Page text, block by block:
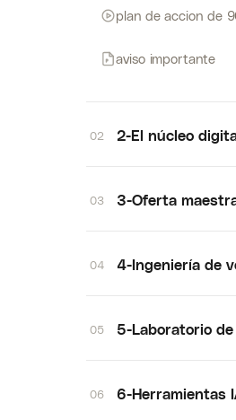
plan de accion de
aviso importante
02 2-El núcleo
03 3-Oferta
04 4-Ingeniería de
05 5-Laboratorio
06 6-Herramientas